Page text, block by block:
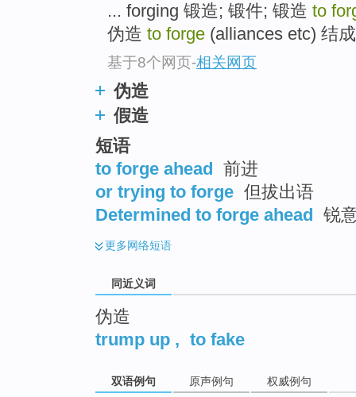
... forging 锻造; 锻件; 锻造 to
伪造 to forge (alliances etc) 结
基于8个网页-相关网页
伪造
假造
短语
to forge ahead
前进
or trying to forge 但拔出语
Determined to forge ahead
锐
更多网络短语
同近义词
伪造
trump up , to fake
双语例句 原声例句 权威例句